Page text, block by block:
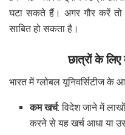
घटा सकते हैं। अगर गौर करें तो
साबित हो सकता है।
छात्रों के
भारत में ग्लोबल यूनिवर्सिटीज के
कम खर्च: विदेश जाने में
करने से यह खर्च आधा या